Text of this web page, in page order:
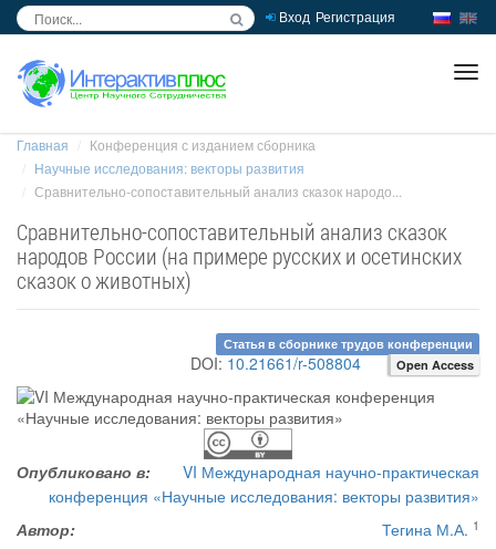
Вход Регистрация
Главная
Конференция с изданием сборника
Научные исследования: векторы развития
Сравнительно-сопоставительный анализ сказок народо...
Сравнительно-сопоставительный анализ сказок
народов России (на примере русских и осетинских
сказок о животных)
Статья в сборнике трудов конференции
DOI: 10.21661/r-508804 Open Access
Опубликовано в:
VI Международная научно-практическая
конференция «Научные исследования: векторы развития»
Автор:
Тегина М.А. 1